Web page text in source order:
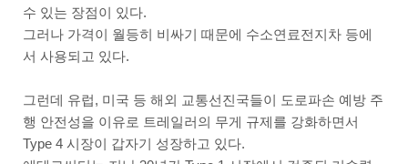
수 있는 장점이 있다.
그러나 가격이 월등히 비싸기 때문에 수소연료전지차 등에
서 사용되고 있다.
그런데 유럽, 미국 등 해외 교통선진국들이 도로파손 예방 주
행 안전성을 이유로 트레일러의 무게 규제를 강화하면서
Type 4 시장이 갑자기 성장하고 있다.